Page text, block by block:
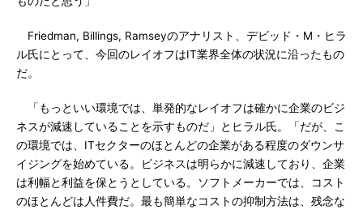
Friedman, Billings, Ramseyのアナリスト、デビッド・M・ヒラ
ル氏にとって、今回のレイオフはIT業界全体の状況に沿ったもの
だ。
「もっといい環境では、単発的なレイオフは確かに企業のビジ
ネスが減速していることを示すものだ」とヒラル氏。「だが、こ
の環境では、ITセクターのほとんどの企業がある程度のダウンサ
イジングを始めている。ビジネスは明らかに減速しており、企業
は利幅と利益を保とうとしている。ソフトメーカーでは、コスト
のほとんどは人件費だ。最も簡単なコストの抑制方法は、残念な